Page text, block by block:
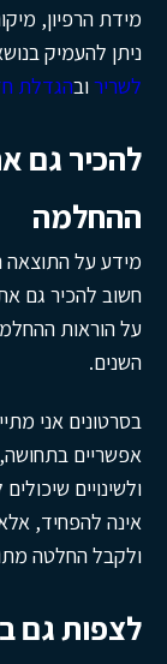
מידת הרפיון,
ניתן להעמיק
לשרירובהגדלת
להכיר גם
ההחלמה
מידע על התוצאה
חשוב להכיר גם
על הוראות
השנים.
בסרטונים אני
אפשריים
ולשינויים
אינה להפחיד,
ולקבל החלטה
לצפות גם